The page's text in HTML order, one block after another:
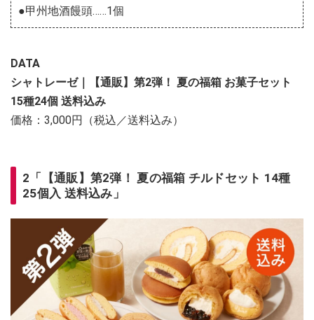
●甲州地酒饅頭……1個
DATA
シャトレーゼ｜【通販】第2弾！ 夏の福箱 お菓子セット
15種24個 送料込み
価格：3,000円（税込／送料込み）
2「【通販】第2弾！ 夏の福箱 チルドセット 14種
25個入 送料込み」